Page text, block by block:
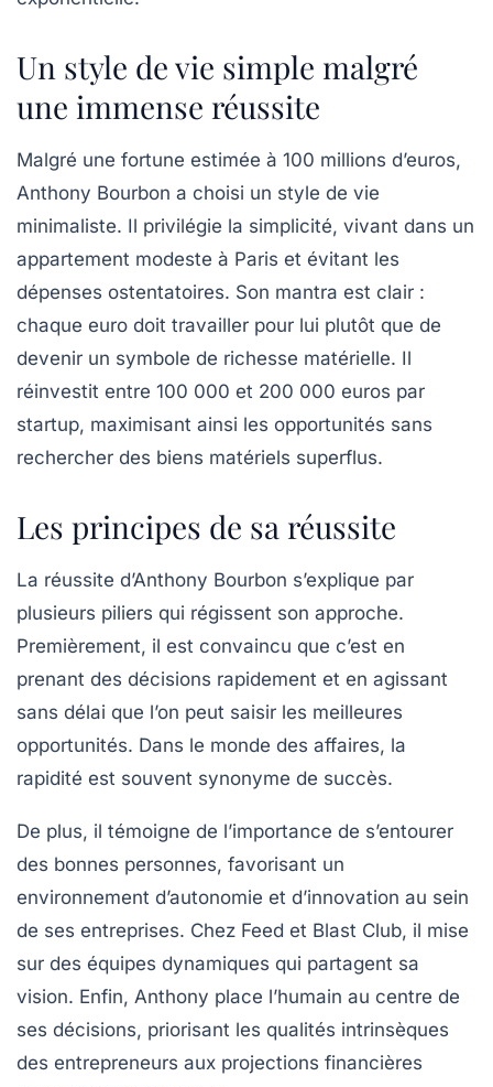
Un style de vie simple malgré
une immense réussite
Malgré une fortune estimée à 100 millions d’euros,
Anthony Bourbon a choisi un style de vie
minimaliste. Il privilégie la simplicité, vivant dans un
appartement modeste à Paris et évitant les
dépenses ostentatoires. Son mantra est clair :
chaque euro doit travailler pour lui plutôt que de
devenir un symbole de richesse matérielle. Il
réinvestit entre 100 000 et 200 000 euros par
startup, maximisant ainsi les opportunités sans
rechercher des biens matériels superflus.
Les principes de sa réussite
La réussite d’Anthony Bourbon s’explique par
plusieurs piliers qui régissent son approche.
Premièrement, il est convaincu que c’est en
prenant des décisions rapidement et en agissant
sans délai que l’on peut saisir les meilleures
opportunités. Dans le monde des affaires, la
rapidité est souvent synonyme de succès.
De plus, il témoigne de l’importance de s’entourer
des bonnes personnes, favorisant un
environnement d’autonomie et d’innovation au sein
de ses entreprises. Chez Feed et Blast Club, il mise
sur des équipes dynamiques qui partagent sa
vision. Enfin, Anthony place l’humain au centre de
ses décisions, priorisant les qualités intrinsèques
des entrepreneurs aux projections financières